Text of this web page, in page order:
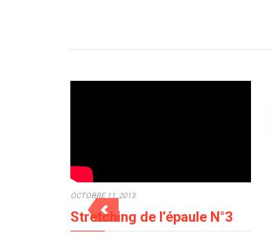
OCTOBRE 11, 2013
Stretching de l’épaule N°3